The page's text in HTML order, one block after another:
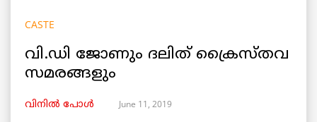
CASTE
വി.ഡി ജോണും ദലിത് ക്രൈസ്തവ
സമരങ്ങളും
വിനില്‍ പോള്‍ June 11, 2019